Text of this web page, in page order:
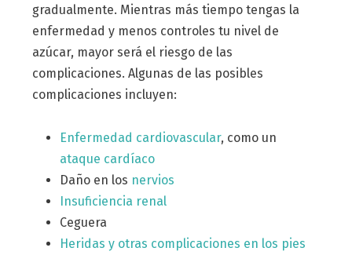
gradualmente. Mientras más tiempo tengas la
enfermedad y menos controles tu nivel de
azúcar, mayor será el riesgo de las
complicaciones. Algunas de las posibles
complicaciones incluyen:
Enfermedad cardiovascular, como un
ataque cardíaco
Daño en los nervios
Insuficiencia renal
Ceguera
Heridas y otras complicaciones en los pies